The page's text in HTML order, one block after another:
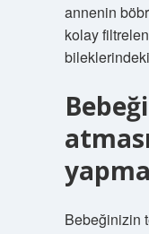
annenin
kolay
Bebeğinizin